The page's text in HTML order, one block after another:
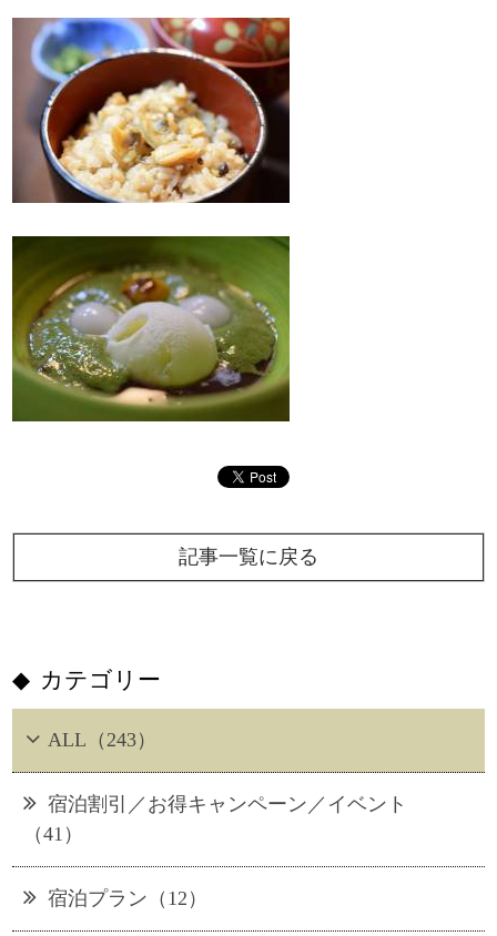
記事一覧に戻る
カテゴリー
ALL（243）
宿泊割引／お得キャンペーン／イベント
（41）
宿泊プラン（12）